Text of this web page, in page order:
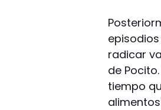
radicar
de
tiempo